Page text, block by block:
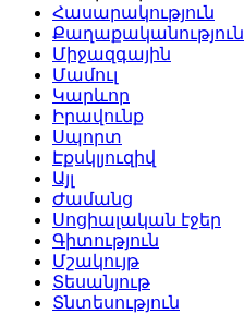
Հասարակություն
Քաղաքականություն
Միջազգային
Մամուլ
Կարևոր
Իրավունք
Սպորտ
Էքսկլյուզիվ
Այլ
Ժամանց
Սոցիալական էջեր
Գիտություն
Մշակույթ
Տեսանյութ
Տնտեսություն